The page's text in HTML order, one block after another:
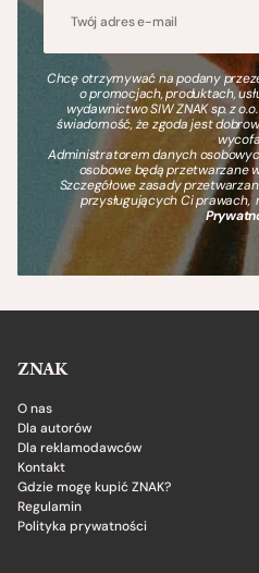
Chcę otrzymywać na podany
o promocjach, produktach,
wydawnictwo SIW ZNAK sp. z
świadomość, że zgoda jest
Administratorem danych
osobowe będą przetwarzane
Szczegółowe zasady
przysługujących Ci prawach,
ZNAK
O nas
Dla autorów
Dla reklamodawców
Kontakt
Gdzie mogę kupić ZNAK?
Regulamin
Polityka prywatności